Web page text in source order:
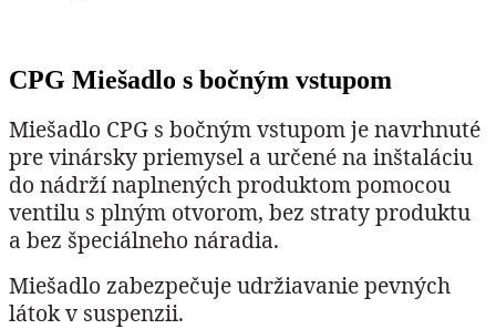
CPG Miešadlo s bočným vstupom
Miešadlo CPG s bočným vstupom je navrhnuté
pre vinársky priemysel a určené na inštaláciu
do nádrží naplnených produktom pomocou
ventilu s plným otvorom, bez straty produktu
a bez špeciálneho náradia.
Miešadlo zabezpečuje udržiavanie pevných
látok v suspenzii.